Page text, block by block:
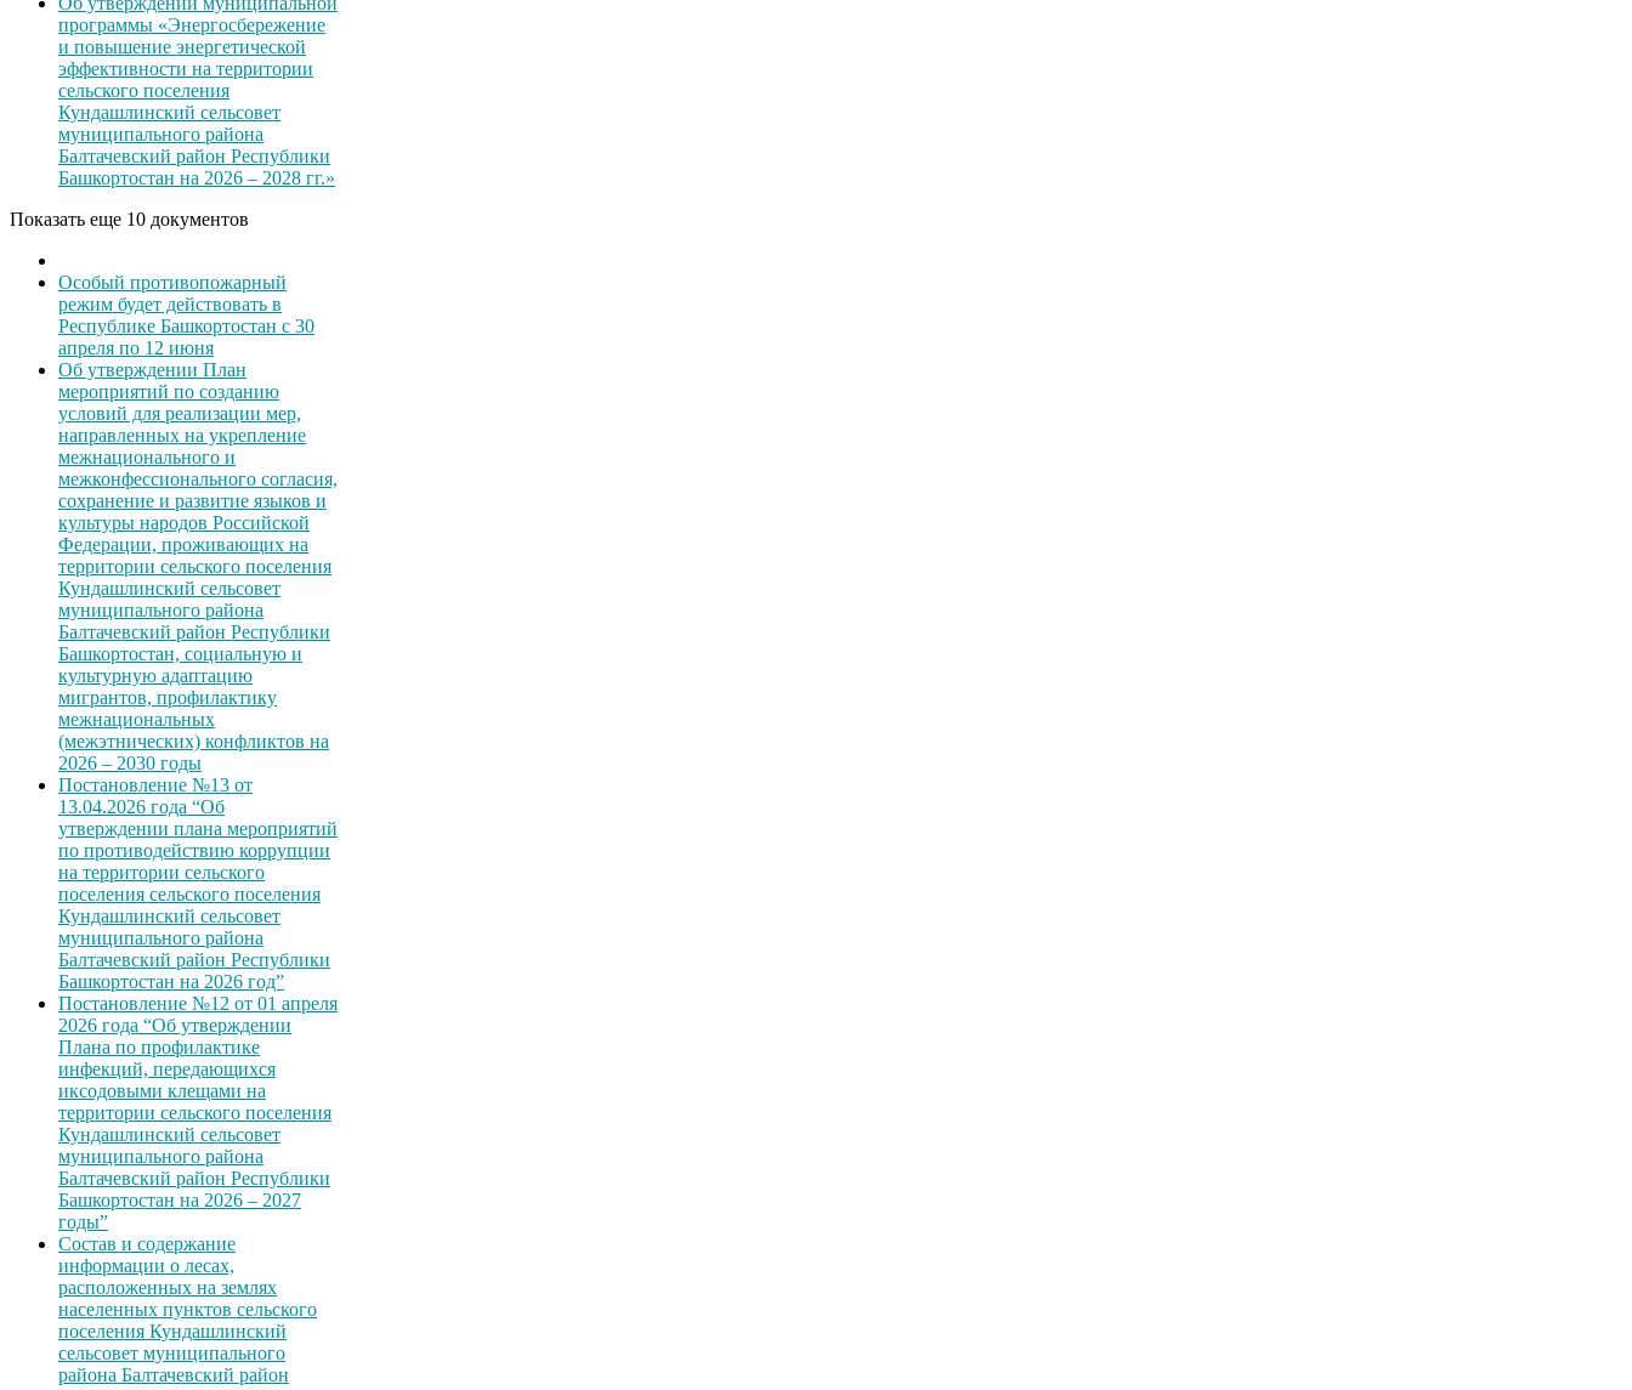
программы «Энергосбережение
и повышение энергетической
эффективности на территории
сельского поселения
Кундашлинский сельсовет
муниципального района
Балтачевский район Республики
Башкортостан на 2026 – 2028 гг.»
Показать еще 10 документов
Особый противопожарный
режим будет действовать в
Республике Башкортостан с 30
апреля по 12 июня
Об утверждении План
мероприятий по созданию
условий для реализации мер,
направленных на укрепление
межнационального и
межконфессионального согласия,
сохранение и развитие языков и
культуры народов Российской
Федерации, проживающих на
территории сельского поселения
Кундашлинский сельсовет
муниципального района
Балтачевский район Республики
Башкортостан, социальную и
культурную адаптацию
мигрантов, профилактику
межнациональных
(межэтнических) конфликтов на
2026 – 2030 годы
Постановление №13 от
13.04.2026 года “Об
утверждении плана мероприятий
по противодействию коррупции
на территории сельского
поселения сельского поселения
Кундашлинский сельсовет
муниципального района
Балтачевский район Республики
Башкортостан на 2026 год”
Постановление №12 от 01 апреля
2026 года “Об утверждении
Плана по профилактике
инфекций, передающихся
иксодовыми клещами на
территории сельского поселения
Кундашлинский сельсовет
муниципального района
Балтачевский район Республики
Башкортостан на 2026 – 2027
годы”
Состав и содержание
информации о лесах,
расположенных на землях
населенных пунктов сельского
поселения Кундашлинский
сельсовет муниципального
района Балтачевский район